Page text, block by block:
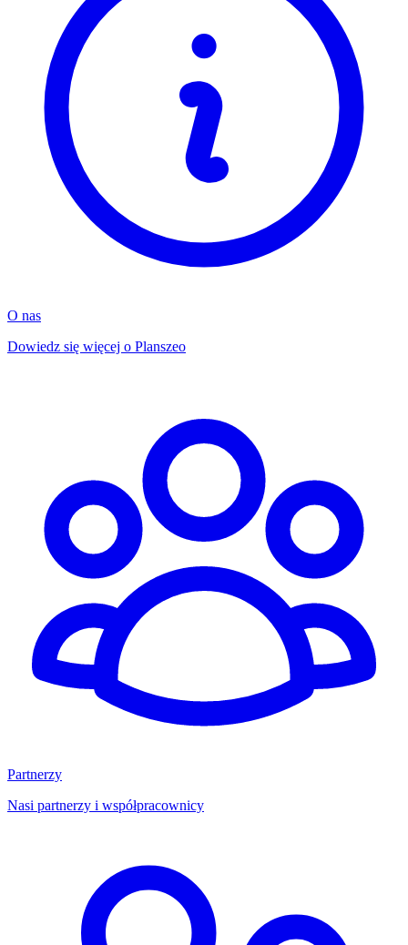
O nas
Dowiedz się więcej o Planszeo
Partnerzy
Nasi partnerzy i współpracownicy